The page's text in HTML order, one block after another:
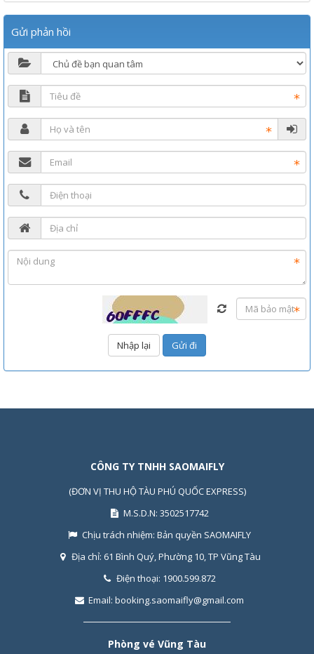
Gửi phản hồi
CÔNG TY TNHH SAOMAIFLY
(ĐƠN VỊ THU HỘ TÀU PHÚ QUỐC EXPRESS)
M.S.D.N: 3502517742
Chịu trách nhiệm: Bản quyền SAOMAIFLY
Địa chỉ: 61 Bình Quý, Phường 10, TP Vũng Tàu
Điện thoại: 1900.599.872
Email: booking.saomaifly@gmail.com
Phòng vé Vũng Tàu